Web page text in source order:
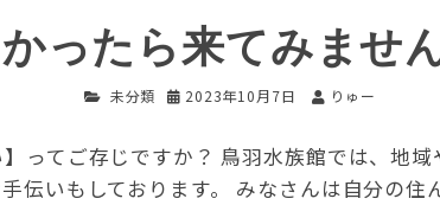
ったら来てみませ
未分類 2023年10月7日 りゅー
】ってご存じですか？ 鳥羽水族館では、地
伝いもしております。 みなさんは自分の住